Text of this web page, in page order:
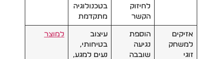
לחיזוק
הקשר
בטכנולוגיה
מתקדמת
אזיקים
למשחק
זוגי
הוספת
נגיעה
שובבה
עיצוב
בטיחותי,
נעים למגע,
למוצר